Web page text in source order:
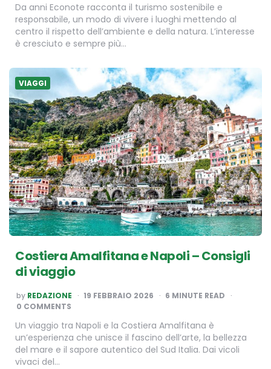
Da anni Econote racconta il turismo sostenibile e
responsabile, un modo di vivere i luoghi mettendo al
centro il rispetto dell’ambiente e della natura. L’interesse
è cresciuto e sempre più…
VIAGGI
​​Costiera Amalfitana e Napoli – Consigli
di viaggio
POSTED
BY
by REDAZIONE 19 FEBBRAIO 2026 6 MINUTE READ
0 COMMENTS
Un viaggio tra Napoli e la Costiera Amalfitana è
un’esperienza che unisce il fascino dell’arte, la bellezza
del mare e il sapore autentico del Sud Italia. Dai vicoli
vivaci del…